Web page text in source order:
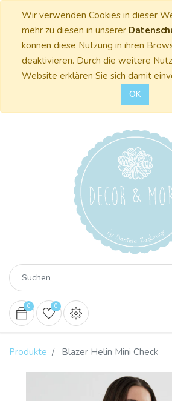
Wir verwenden Cookies in dieser
mehr zu diesen in unserer
können diese Nutzung in ihren
deaktivieren. Durch die weitere
Website erklären Sie sich damit
OK
0 0
Produkte Blazer Helin Mini Check